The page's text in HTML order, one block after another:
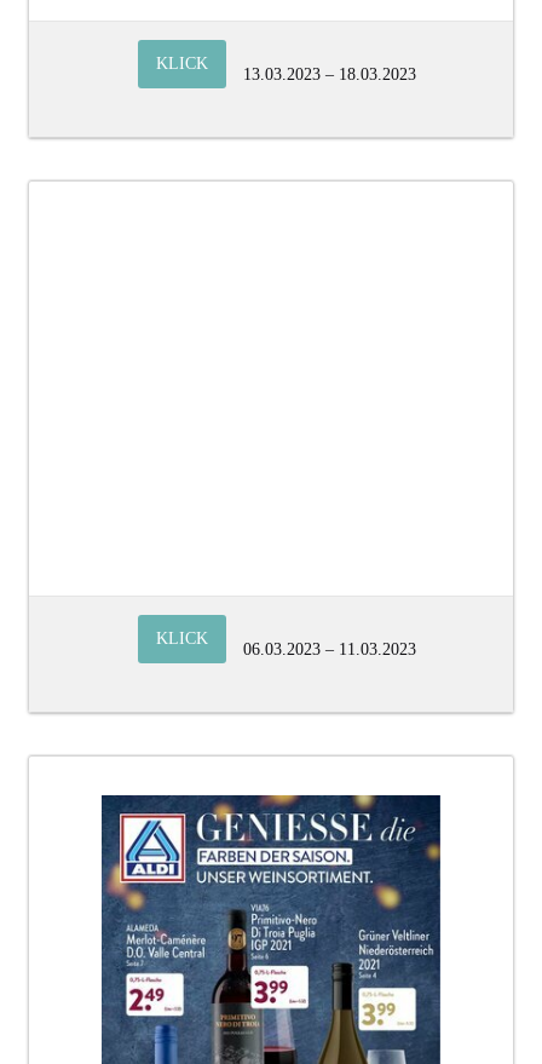
KLICK
13.03.2023 – 18.03.2023
KLICK
06.03.2023 – 11.03.2023